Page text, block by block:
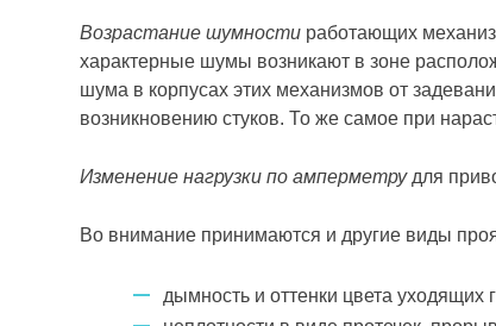
Возрастание шумности работающих
характерные шумы возникают в зоне
шума в корпусах этих механизмов от
возникновению стуков. То же самое при
Изменение нагрузки по амперметрудля
Во внимание принимаются и другие виды
дымность и оттенки цвета уходящих